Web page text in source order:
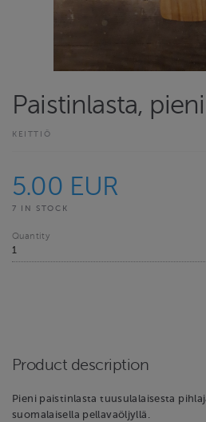
Paistinlasta, pieni
KEITTIÖ
5.00 EUR
7 IN STOCK
Quantity
Product description
Pieni paistinlasta tuusulalaisesta
suomalaisella pellavaöljyllä.